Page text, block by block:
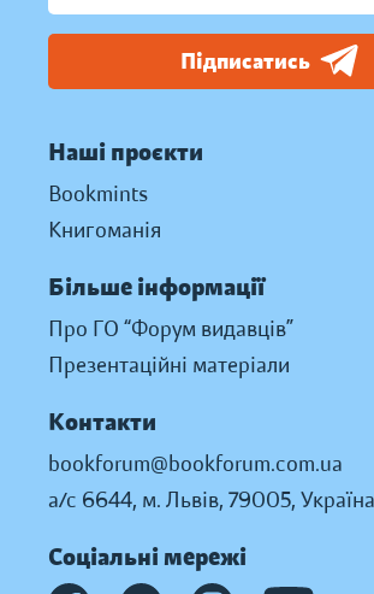
Підписатись
Наші проєкти
Bookmints
Книгоманія
Більше інформації
Про ГО “Форум видавців”
Презентаційні матеріали
Контакти
bookforum@bookforum.com.ua
а/с 6644, м. Львів, 79005, Україна
Соціальні мережі